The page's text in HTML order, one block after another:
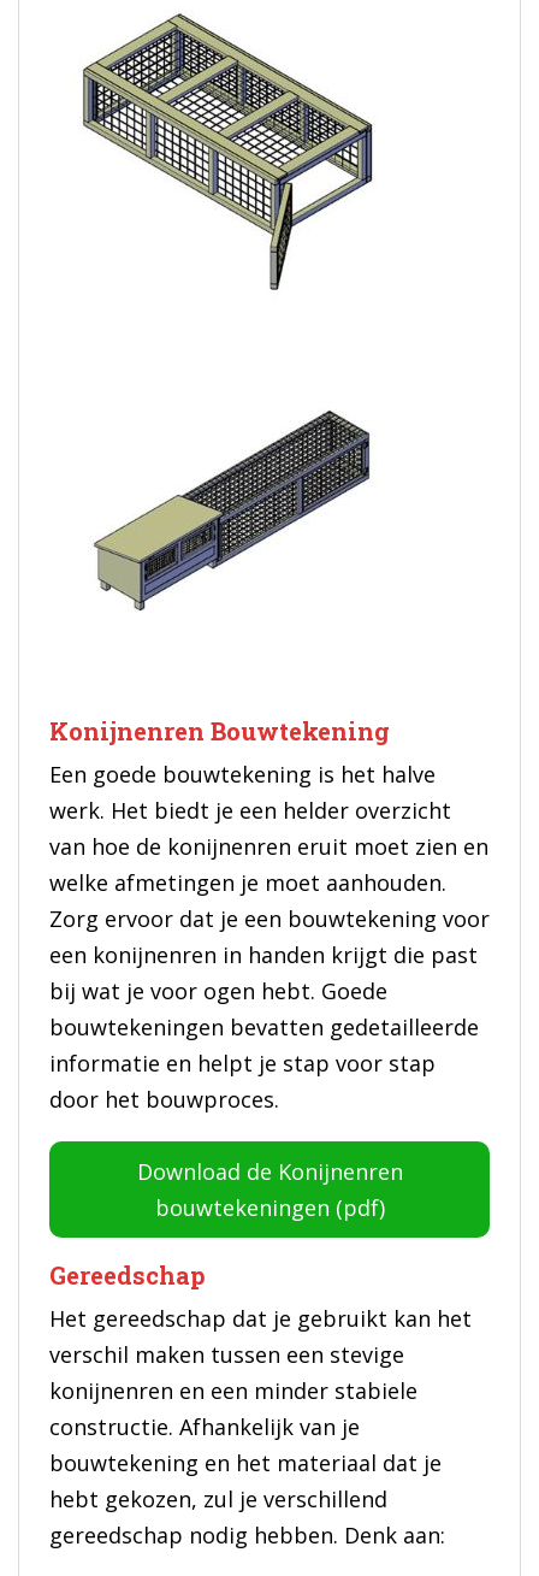
Konijnenren Bouwtekening
Een goede bouwtekening is het halve
werk. Het biedt je een helder overzicht
van hoe de konijnenren eruit moet zien en
welke afmetingen je moet aanhouden.
Zorg ervoor dat je een bouwtekening voor
een konijnenren in handen krijgt die past
bij wat je voor ogen hebt. Goede
bouwtekeningen bevatten gedetailleerde
informatie en helpt je stap voor stap
door het bouwproces.
Download de Konijnenren
bouwtekeningen (pdf)
Gereedschap
Het gereedschap dat je gebruikt kan het
verschil maken tussen een stevige
konijnenren en een minder stabiele
constructie. Afhankelijk van je
bouwtekening en het materiaal dat je
hebt gekozen, zul je verschillend
gereedschap nodig hebben. Denk aan: